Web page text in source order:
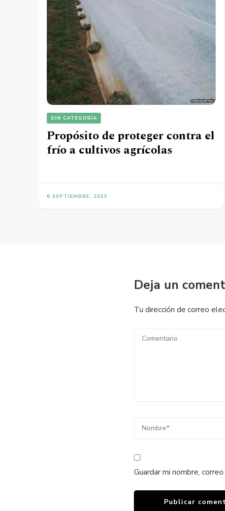
SIN CATEGORÍA
Propósito de proteger contra el
frío a cultivos agrícolas
6 SEPTIEMBRE, 2023
Deja un
Tu dirección de correo
Guardar mi nombre,